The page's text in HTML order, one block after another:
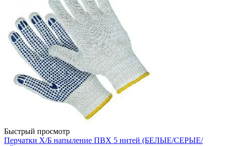
Быстрый просмотр
Перчатки Х/Б напыление ПВХ 5 нитей (БЕЛЫЕ/СЕРЫЕ/